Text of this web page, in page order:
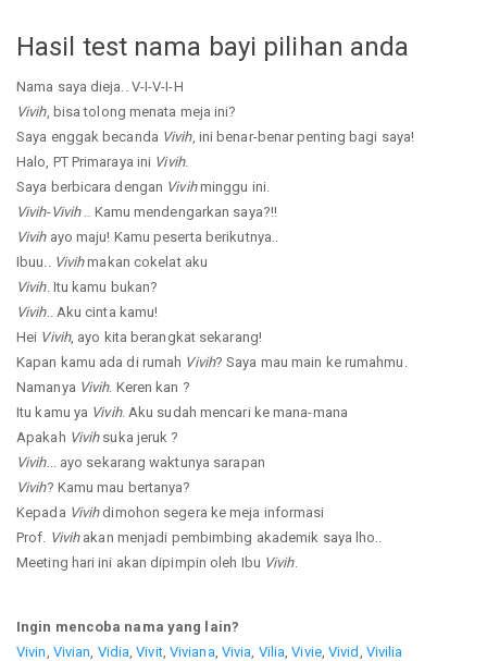
Hasil test nama bayi pilihan anda
Nama saya dieja.. V-I-V-I-H
Vivih, bisa tolong menata meja ini?
Saya enggak becanda Vivih, ini benar-benar penting bagi saya!
Halo, PT Primaraya ini Vivih.
Saya berbicara dengan Vivihminggu ini.
Vivih-Vivih.. Kamu mendengarkan saya?!!
Vivihayo maju! Kamu peserta berikutnya..
Ibuu..
Vivihmakan cokelat aku
Vivih. Itu kamu bukan?
Vivih.. Aku cinta kamu!
Hei Vivih, ayo kita berangkat sekarang!
Kapan kamu ada di rumah Vivih? Saya mau main ke rumahmu.
Namanya Vivih. Keren kan ?
Itu kamu ya Vivih. Aku sudah mencari ke mana-mana
Apakah Vivihsuka jeruk ?
Vivih... ayo sekarang waktunya sarapan
Vivih? Kamu mau bertanya?
Kepada Vivihdimohon segera ke meja informasi
Prof. Vivihakan menjadi pembimbing akademik saya lho..
Meeting hari ini akan dipimpin oleh Ibu Vivih.
Ingin mencoba nama yang lain?
Vivin Vivian Vidia ,Vivit, Viviana Vivia Vilia ,Vivie,Vivid Vivilia